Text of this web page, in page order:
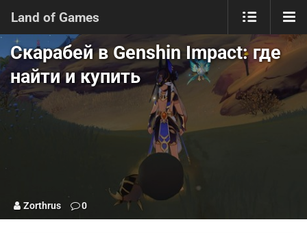
Land of Games
Скарабей в Genshin Impact: где
найти и купить
Zorthrus 0